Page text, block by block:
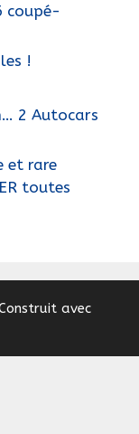
coupé-
!
2 Autocars
et rare
toutes
avec